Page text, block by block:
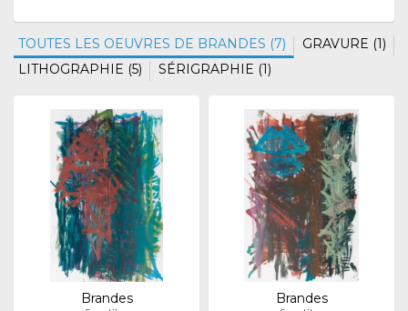
TOUTES LES OEUVRES DE BRANDES (7)
GRAVURE (1)
LITHOGRAPHIE (5)
SÉRIGRAPHIE (1)
Brandes Brandes